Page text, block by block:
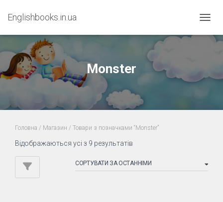
Englishbooks.in.ua
Monster
Головна / Магазин / Товари з позначками “Monster”
Відображаються усі з 9 результатів
latest